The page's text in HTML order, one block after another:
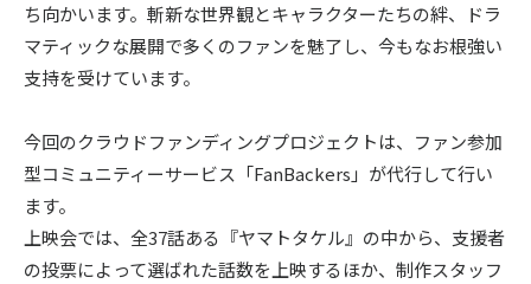
ち向かいます。斬新な世界観とキャラクターたちの絆、ドラ
マティックな展開で多くのファンを魅了し、今もなお根強い
支持を受けています。
今回のクラウドファンディングプロジェクトは、ファン参加
型コミュニティーサービス「FanBackers」が代行して行い
ます。
上映会では、全37話ある『ヤマトタケル』の中から、支援者
の投票によって選ばれた話数を上映するほか、制作スタッフ